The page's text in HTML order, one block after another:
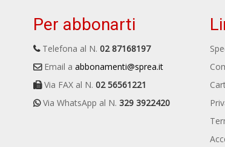
Per abbonarti
Telefona al N. 02 87168197
Email a abbonamenti@sprea.it
Via FAX al N. 02 56561221
Via WhatsApp al N. 329 3922420